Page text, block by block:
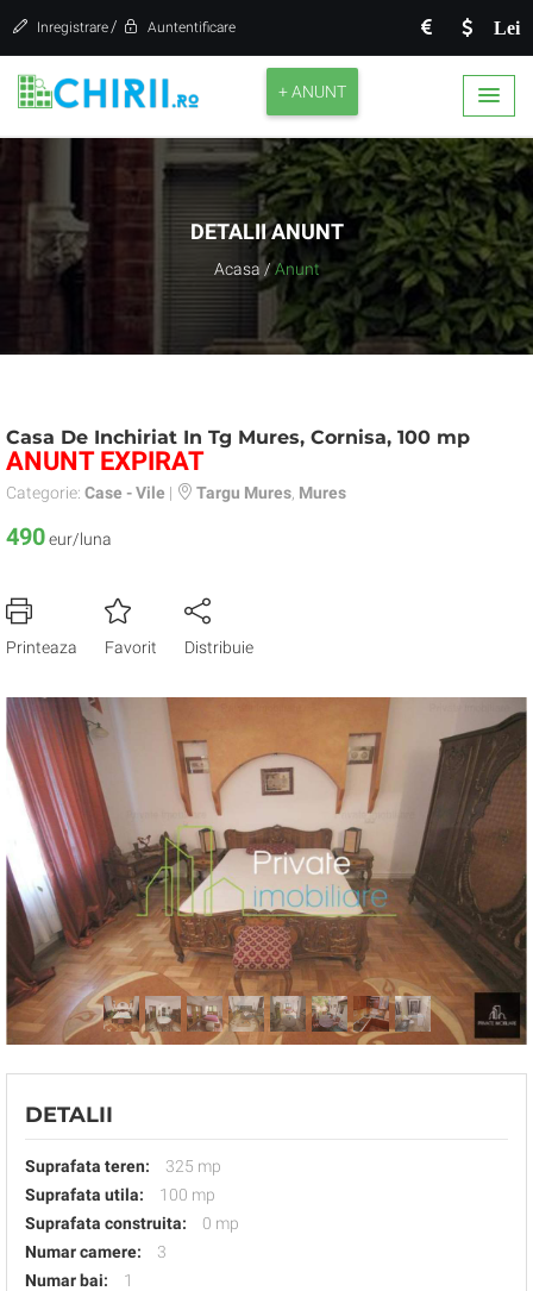
Lei
Inregistrare / Auntentificare
+ ANUNT
DETALII ANUNT
Acasa / Anunt
Casa De Inchiriat In Tg Mures, Cornisa, 100 mp
ANUNT EXPIRAT
Categorie: Case - Vile | Targu Mures Mures
490eur/luna
Printeaza Favorit Distribuie
DETALII
Suprafata teren:
325 mp
Suprafata utila:
100 mp
Suprafata construita:
0 mp
Numar camere:
3
Numar bai:
1